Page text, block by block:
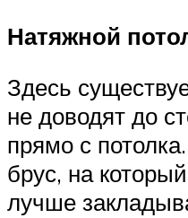
Натяжной
Здесь
не доводят до
прямо с
брус, на
лучше